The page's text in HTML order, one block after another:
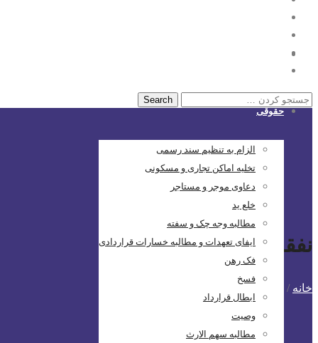
حقوقی
الزام به تنظیم سند رسمی
تخلیه اماکن تجاری و مسکونی
دعاوی موجر و مستاجر
خلع ید
مطالبه وجه چک و سفته
ایفای تعهدات و مطالبه خسارات قراردادی
فک رهن
فسخ
ابطال قرارداد
وصیت
مطالبه سهم الارث
نفقه بچه
خانه / پست های برچسب شده: نفقه بچه